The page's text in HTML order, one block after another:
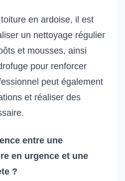
en ardoise, il est
un nettoyage régulier
et mousses, ainsi
pour renforcer
peut également
et réaliser des
entre une
en urgence et une
?